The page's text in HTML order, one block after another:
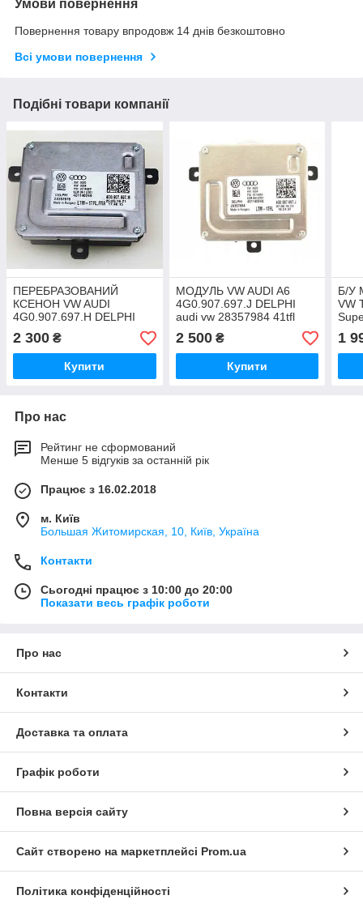
Умови повернення
Повернення товару впродовж 14 днів безкоштовно
Всі умови повернення
Подібні товари компанії
ПЕРЕБРАЗОВАНИЙ
КСЕНОН VW AUDI
4G0.907.697.H DELPHI
2 300 ₴
Купити
МОДУЛЬ VW AUDI A6
4G0.907.697.J DELPHI
audi vw 28357984 41tfl
4g0907697j 4G0907397J
2 500₴
Купити
Б/У
VW
1
Про нас
Рейтинг не сформований
Менше 5 відгуків за останній рік
Працює з 16.02.2018
м. Київ
Большая Житомирская, 10, Київ, Україна
Контакти
Сьогодні працює з 10:00 до 20:00
Показати весь графік роботи
Про нас
Контакти
Доставка та оплата
Графік роботи
Повна версія сайту
Сайт створено на маркетплейсі Prom.ua
Політика конфіденційності